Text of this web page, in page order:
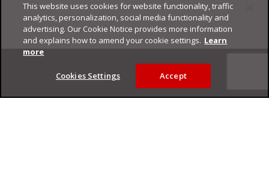
Footer
This website uses cookies for website functionality, traffic
analytics, personalization, social media functionality and
advertising. Our Cookie Notice provides more information
and explains how to amend your cookie settings. Learn
more
Cookies Settings Accept